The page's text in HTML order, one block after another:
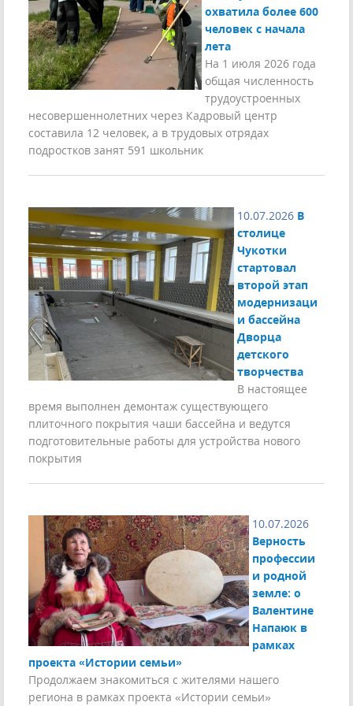
охватила более 600
человек с начала
лета
На 1 июля 2026 года
общая численность
трудоустроенных
несовершеннолетних через Кадровый центр
составила 12 человек, а в трудовых отрядах
подростков занят 591 школьник
10.07.2026 В
столице
Чукотки
стартовал
второй этап
модернизаци
и бассейна
Дворца
детского
творчества
В настоящее
время выполнен демонтаж существующего
плиточного покрытия чаши бассейна и ведутся
подготовительные работы для устройства нового
покрытия
10.07.2026
Верность
профессии
и родной
земле: о
Валентине
Напаюк в
рамках
проекта «Истории семьи»
Продолжаем знакомиться с жителями нашего
региона в рамках проекта «Истории семьи»